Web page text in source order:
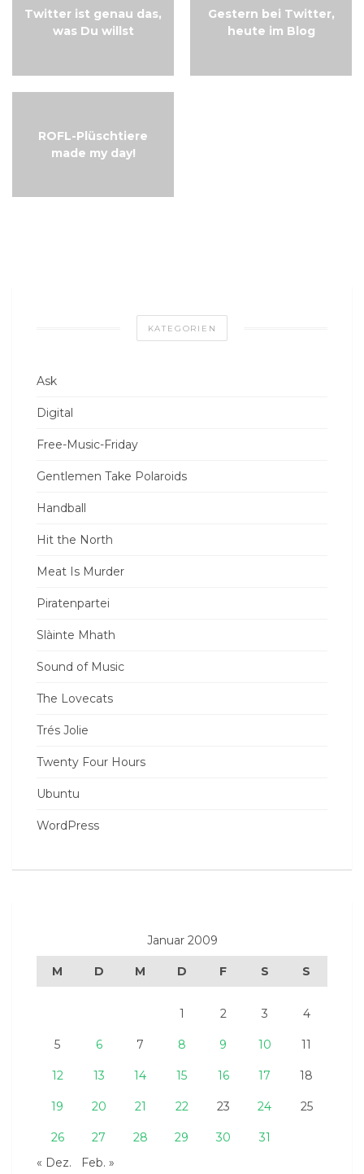
Twitter ist genau das,
was Du willst
Gestern bei Twitter,
heute im Blog
ROFL-Plüschtiere
made my day!
KATEGORIEN
Ask
Digital
Free-Music-Friday
Gentlemen Take Polaroids
Handball
Hit the North
Meat Is Murder
Piratenpartei
Slàinte Mhath
Sound of Music
The Lovecats
Trés Jolie
Twenty Four Hours
Ubuntu
WordPress
Januar 2009
M D M D F S S
1 2 3 4
5 6 7 8 9 10 11
12 13 14 15 16 17 18
19 20 21 22 23 24 25
26 27 28 29 30
31
« Dez.
Feb. »